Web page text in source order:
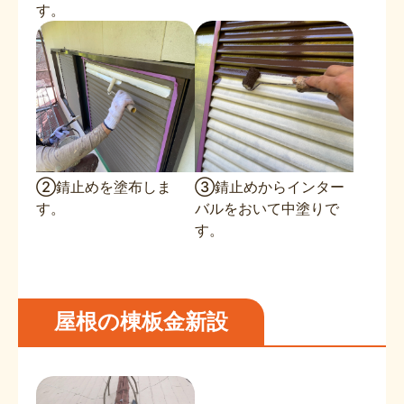
す。
②錆止めを塗布しま
す。
③錆止めからインター
バルをおいて中塗りで
す。
屋根の棟板金新設